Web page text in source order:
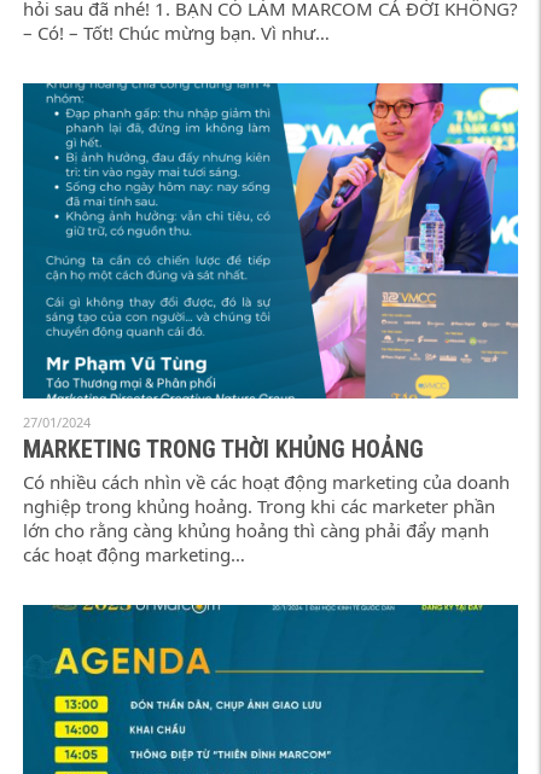
hỏi sau đã nhé! 1. BẠN CÓ LÀM MARCOM CẢ ĐỜI KHÔNG?
– Có! – Tốt! Chúc mừng bạn. Vì như…
27/01/2024
MARKETING TRONG THỜI KHỦNG HOẢNG
Có nhiều cách nhìn về các hoạt động marketing của doanh
nghiệp trong khủng hoảng. Trong khi các marketer phần
lớn cho rằng càng khủng hoảng thì càng phải đẩy mạnh
các hoạt động marketing…